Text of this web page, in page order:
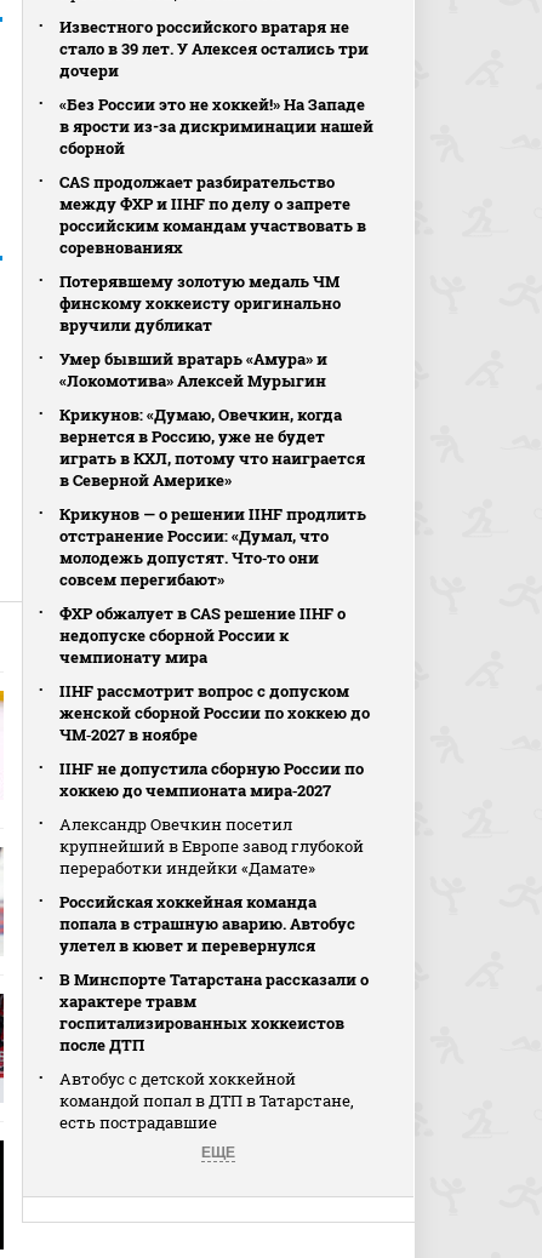
Известного российского вратаря не
стало в 39 лет. У Алексея остались три
дочери
«Без России это не хоккей!» На Западе
в ярости из-за дискриминации нашей
сборной
CAS продолжает разбирательство
между ФХР и IIHF по делу о запрете
российским командам участвовать в
соревнованиях
Потерявшему золотую медаль ЧМ
финскому хоккеисту оригинально
вручили дубликат
Умер бывший вратарь «Амура» и
«Локомотива» Алексей Мурыгин
Крикунов: «Думаю, Овечкин, когда
вернется в Россию, уже не будет
играть в КХЛ, потому что наиграется
в Северной Америке»
Крикунов — о решении IIHF продлить
отстранение России: «Думал, что
молодежь допустят. Что‑то они
совсем перегибают»
ФХР обжалует в CAS решение IIHF о
недопуске сборной России к
чемпионату мира
IIHF рассмотрит вопрос с допуском
женской сборной России по хоккею до
ЧМ‑2027 в ноябре
IIHF не допустила сборную России по
хоккею до чемпионата мира‑2027
Александр Овечкин посетил
крупнейший в Европе завод глубокой
переработки индейки «Дамате»
Российская хоккейная команда
попала в страшную аварию. Автобус
улетел в кювет и перевернулся
В Минспорте Татарстана рассказали о
характере травм
госпитализированных хоккеистов
после ДТП
Автобус с детской хоккейной
командой попал в ДТП в Татарстане,
есть пострадавшие
ЕЩЕ